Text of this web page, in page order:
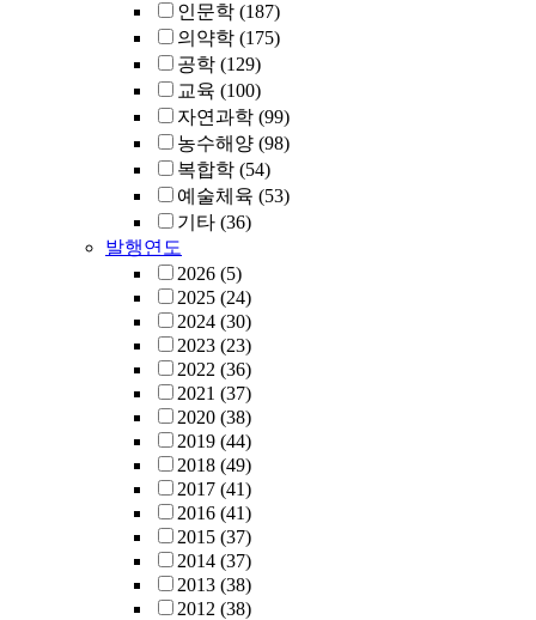
인문학 (187)
의약학 (175)
공학 (129)
교육 (100)
자연과학 (99)
농수해양 (98)
복합학 (54)
예술체육 (53)
기타 (36)
발행연도
2026 (5)
2025 (24)
2024 (30)
2023 (23)
2022 (36)
2021 (37)
2020 (38)
2019 (44)
2018 (49)
2017 (41)
2016 (41)
2015 (37)
2014 (37)
2013 (38)
2012 (38)